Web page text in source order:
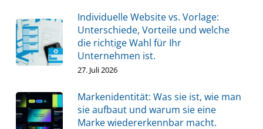
Individuelle Website vs. Vorlage:
Unterschiede, Vorteile und welche
die richtige Wahl für Ihr
Unternehmen ist.
27. Juli 2026
Markenidentität: Was sie ist, wie man
sie aufbaut und warum sie eine
Marke wiedererkennbar macht.